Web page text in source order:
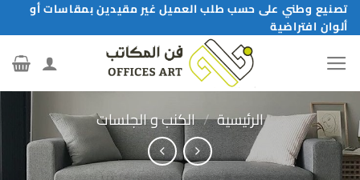
تخطي
للمحتوى
تصنيع وطني على حسب طلب العميل غير مقيدين بمقاسات أو
ألوان افتراضية
الرئيسية / الكنب و الجلسات